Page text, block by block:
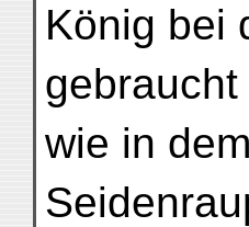
König bei
wie in